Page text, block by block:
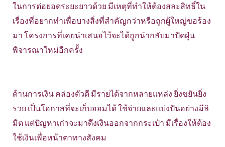
ในการต่อยอดระยะยาวด้วย มีเหตุที่ทำให้ต้องสละสิทธิ์ใน
เรื่องที่อยากทำเพื่อบางสิ่งที่สำคัญกว่าหรือถูกผู้ใหญ่ขอร้อง
มา โครงการที่เคยนำเสนอไว้จะได้ถูกนำกลับมาปัดฝุ่น
พิจารณาใหม่อีกครั้ง
ด้านการเงิน คล่องตัวดี มีรายได้จากหลายแหล่ง ยิ่งขยันยิ่ง
รวย เป็นโอกาสที่จะเก็บออมได้ ใช้จ่ายและแบ่งปันอย่างมีลิ
มิต แต่ปัญหาเก่าจะมาดึงเงินออกจากกระเป๋า มีเรื่องให้ต้อง
ใช้เงินเพื่อหน้าตาทางสังคม